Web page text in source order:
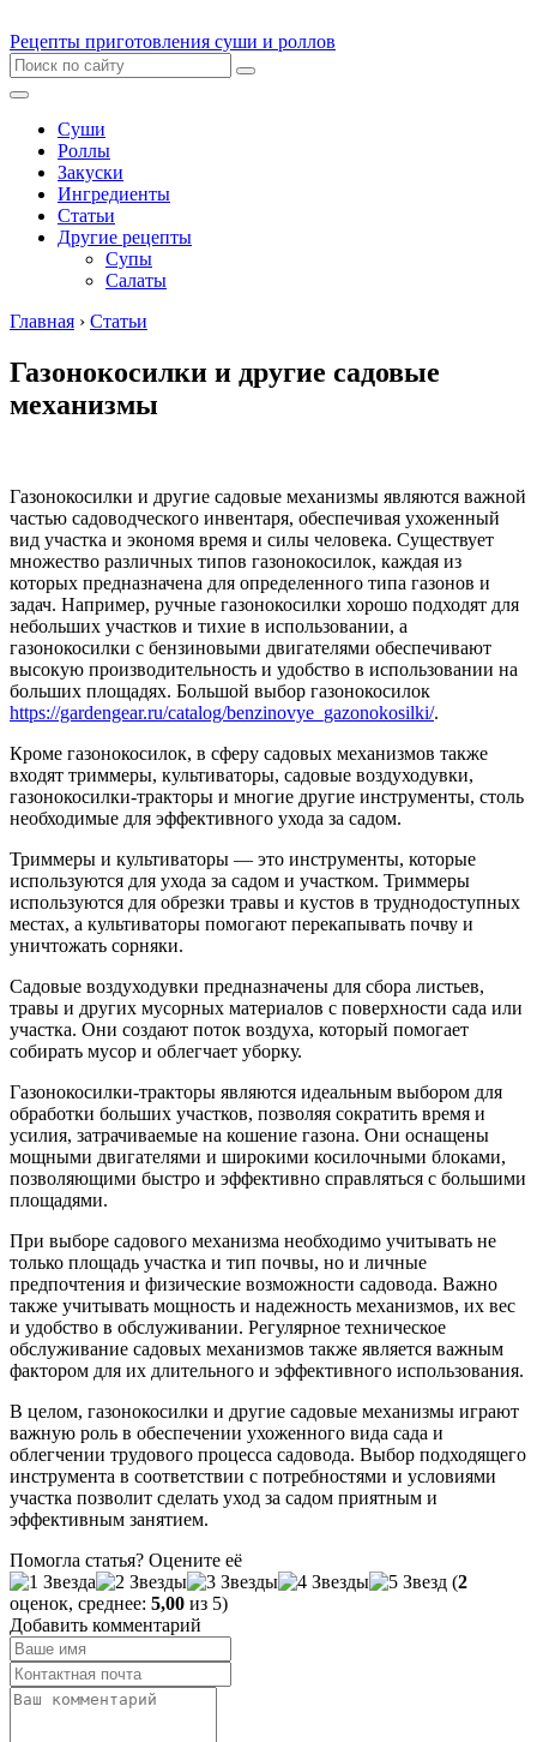
Рецепты приготовления суши и роллов
Суши
Роллы
Закуски
Ингредиенты
Статьи
Другие рецепты
Супы
Салаты
Главная › Статьи
Газонокосилки и другие садовые
механизмы
Газонокосилки и другие садовые механизмы являются важной
частью садоводческого инвентаря, обеспечивая ухоженный
вид участка и экономя время и силы человека. Существует
множество различных типов газонокосилок, каждая из
которых предназначена для определенного типа газонов и
задач. Например, ручные газонокосилки хорошо подходят для
небольших участков и тихие в использовании, а
газонокосилки с бензиновыми двигателями обеспечивают
высокую производительность и удобство в использовании на
больших площадях. Большой выбор газонокосилок
https://gardengear.ru/catalog/benzinovye_gazonokosilki/.
Кроме газонокосилок, в сферу садовых механизмов также
входят триммеры, культиваторы, садовые воздуходувки,
газонокосилки-тракторы и многие другие инструменты, столь
необходимые для эффективного ухода за садом.
Триммеры и культиваторы — это инструменты, которые
используются для ухода за садом и участком. Триммеры
используются для обрезки травы и кустов в труднодоступных
местах, а культиваторы помогают перекапывать почву и
уничтожать сорняки.
Садовые воздуходувки предназначены для сбора листьев,
травы и других мусорных материалов с поверхности сада или
участка. Они создают поток воздуха, который помогает
собирать мусор и облегчает уборку.
Газонокосилки-тракторы являются идеальным выбором для
обработки больших участков, позволяя сократить время и
усилия, затрачиваемые на кошение газона. Они оснащены
мощными двигателями и широкими косилочными блоками,
позволяющими быстро и эффективно справляться с большими
площадями.
При выборе садового механизма необходимо учитывать не
только площадь участка и тип почвы, но и личные
предпочтения и физические возможности садовода. Важно
также учитывать мощность и надежность механизмов, их вес
и удобство в обслуживании. Регулярное техническое
обслуживание садовых механизмов также является важным
фактором для их длительного и эффективного использования.
В целом, газонокосилки и другие садовые механизмы играют
важную роль в обеспечении ухоженного вида сада и
облегчении трудового процесса садовода. Выбор подходящего
инструмента в соответствии с потребностями и условиями
участка позволит сделать уход за садом приятным и
эффективным занятием.
Помогла статья? Оцените её
(2
оценок, среднее: 5,00 из 5)
Добавить комментарий